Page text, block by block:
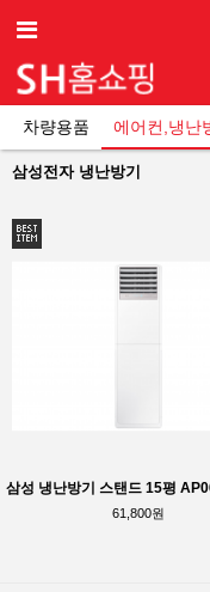
차량용품 에어컨,냉난
삼성전자 냉난방기
61,800원